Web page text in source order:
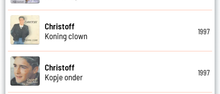
Christoff
Koning clown
1997
Christoff
Kopje onder
1997